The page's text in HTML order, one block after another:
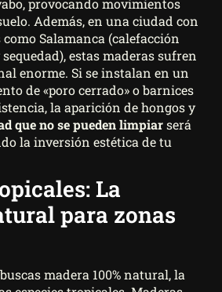
Además, en una ciudad con
Salamanca (calefacción
estas maderas sufren
enorme. Si se instalan en un
de «poro cerrado» o barnices
la aparición de hongos y
que no se pueden limpiarserá
la inversión estética de tu
La
para zonas
madera 100% natural, la